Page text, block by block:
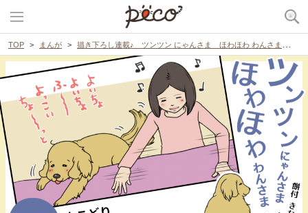
TOP まんが 描き下ろし連載♪ ツンツン にゃんさま ほわほわ わんさま